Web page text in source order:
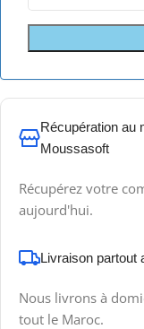
Récupération au
Moussasoft
Récupérez votre
aujourd'hui.
Livraison partout
Nous livrons à
tout le Maroc.